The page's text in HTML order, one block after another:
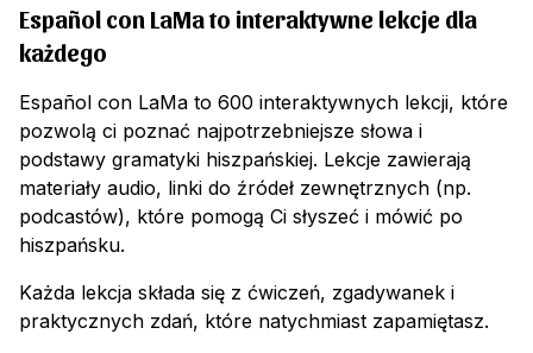
Español con LaMa to interaktywne lekcje dla
każdego
Español con LaMa to 600 interaktywnych lekcji, które
pozwolą ci poznać najpotrzebniejsze słowa i
podstawy gramatyki hiszpańskiej. Lekcje zawierają
materiały audio, linki do źródeł zewnętrznych (np.
podcastów), które pomogą Ci słyszeć i mówić po
hiszpańsku.
Każda lekcja składa się z ćwiczeń, zgadywanek i
praktycznych zdań, które natychmiast zapamiętasz.